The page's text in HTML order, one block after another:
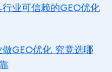
业可信赖的GEO优化
GEO优化 究竟选哪